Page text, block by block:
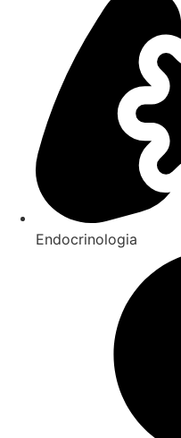
Endocrinologia